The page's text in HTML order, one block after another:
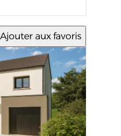
Ajouter aux favoris